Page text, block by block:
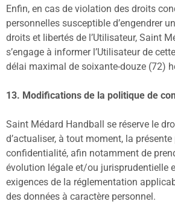
Enfin, en cas de violation des droits
personnelles susceptible d’engendrer
droits et libertés de l’Utilisateur, Saint
s’engage à informer l’Utilisateur de
délai maximal de soixante-douze (72)
13. Modifications de la politique de
Saint Médard Handball se réserve le
d’actualiser, à tout moment, la
confidentialité, afin notamment de
évolution légale et/ou jurisprudentielle
exigences de la réglementation
des données à caractère personnel.